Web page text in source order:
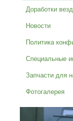
Доработки
Новости
Политика
Специальные
Запчасти для
Фотогалерея